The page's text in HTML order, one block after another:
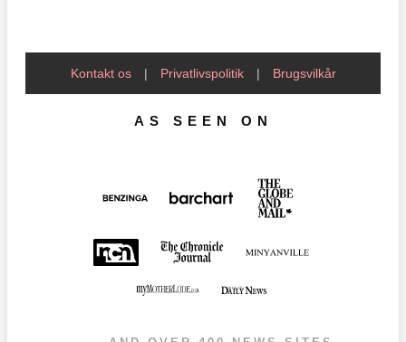
Kontakt os | Privatlivspolitik | Brugsvilkår
AS SEEN ON